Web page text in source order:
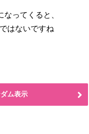
ってくると、
はないですね
ム表示